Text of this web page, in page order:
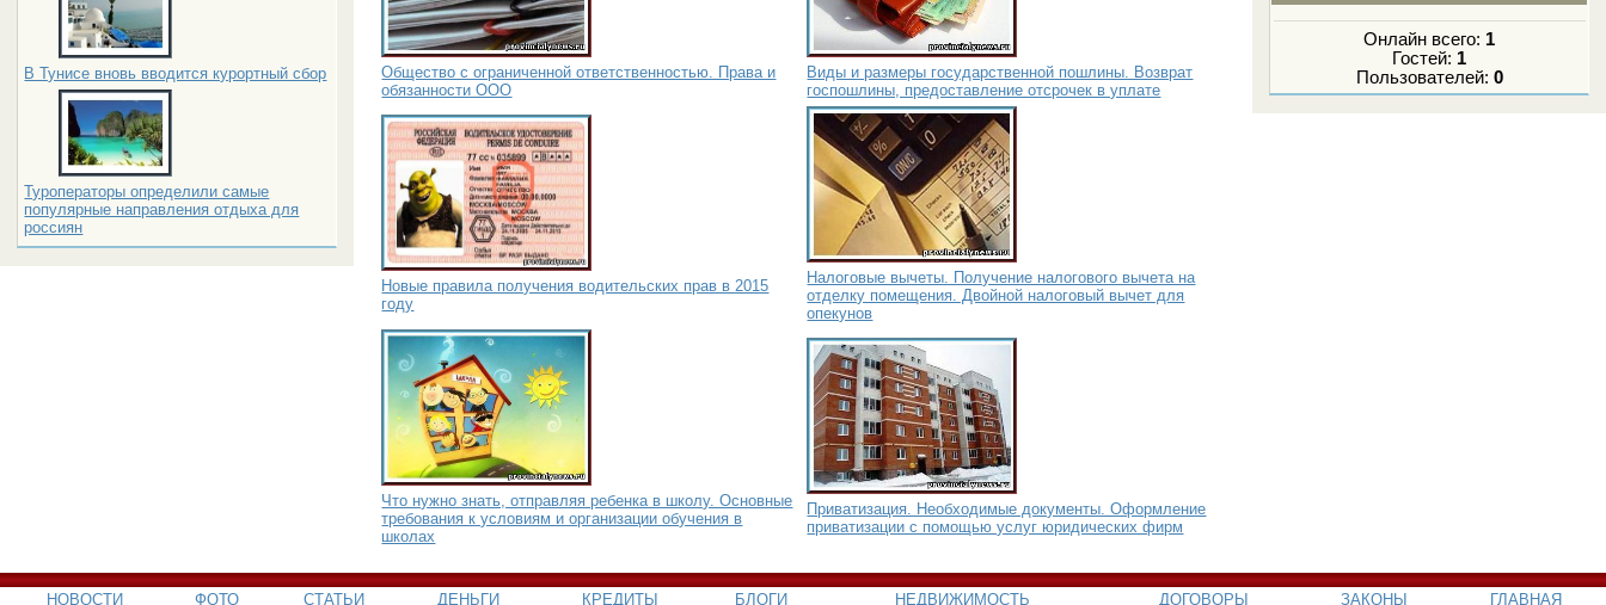
В Тунисе вновь вводится курортный сбор
Туроператоры определили самые
популярные направления отдыха для
россиян
Онлайн всего: 1
Гостей: 1
Пользователей: 0
Общество с ограниченной ответственностью. Права и
обязанности ООО
Виды и размеры государственной пошлины. Возврат
госпошлины, предоставление отсрочек в уплате
Новые правила получения водительских прав в 2015
году
Налоговые вычеты. Получение налогового вычета на
отделку помещения. Двойной налоговый вычет для
опекунов
Что нужно знать, отправляя ребенка в школу. Основные
требования к условиям и организации обучения в
школах
Приватизация. Необходимые документы. Оформление
приватизации с помощью услуг юридических фирм
НОВОСТИ ФОТО СТАТЬИ ДЕНЬГИ КРЕДИТЫ БЛОГИ НЕДВИЖИМОСТЬ ДОГОВОРЫ ЗАКОНЫ ГЛАВНАЯ